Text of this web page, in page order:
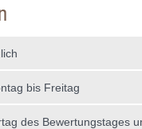
bis Freitag
des Bewertungstages